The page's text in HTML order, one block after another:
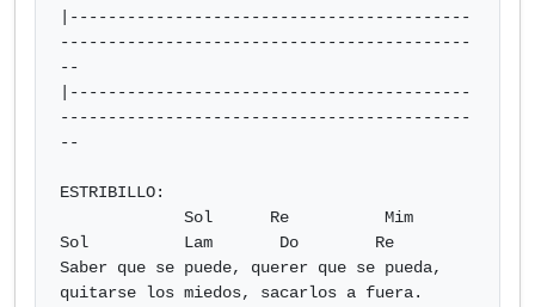
|------------------------------------------
-------------------------------------------
--
|------------------------------------------
-------------------------------------------
--
ESTRIBILLO:
Sol          Lam       Do        Re
Saber que se puede, querer que se pueda,
quitarse los miedos, sacarlos a fuera.